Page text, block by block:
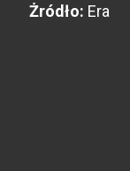
Żródło: Era